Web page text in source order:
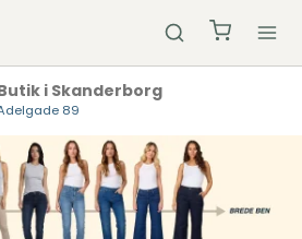
i Skanderborg
89